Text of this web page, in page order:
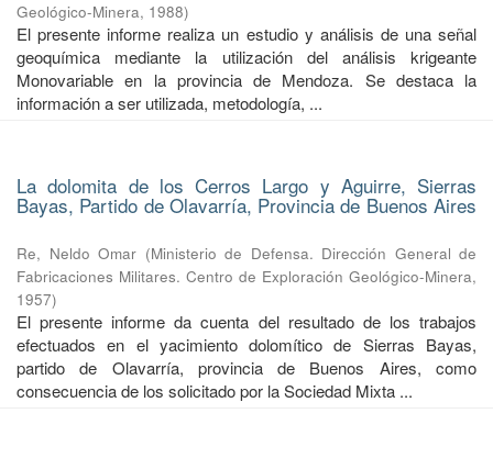
Geológico-Minera, 1988)
El presente informe realiza un estudio y análisis de una señal
geoquímica mediante la utilización del análisis krigeante
Monovariable en la provincia de Mendoza. Se destaca la
información a ser utilizada, metodología, ...
La dolomita de los Cerros Largo y Aguirre, Sierras
Bayas, Partido de Olavarría, Provincia de Buenos Aires
Re, Neldo Omar (Ministerio de Defensa. Dirección General de
Fabricaciones Militares. Centro de Exploración Geológico-Minera,
1957)
El presente informe da cuenta del resultado de los trabajos
efectuados en el yacimiento dolomítico de Sierras Bayas,
partido de Olavarría, provincia de Buenos Aires, como
consecuencia de los solicitado por la Sociedad Mixta ...